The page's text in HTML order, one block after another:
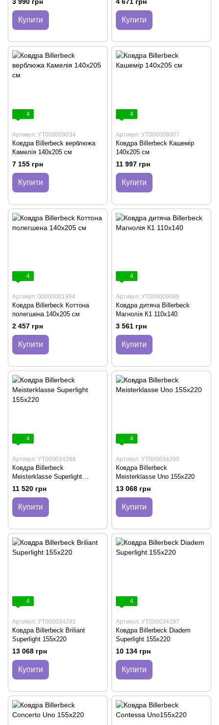
3 990 грн
Купити
4 671 грн
Купити
4
Артикул: УТ000009034
Ковдра Billerbeck верблюжа
Камелія 140х205 см
7 155 грн
Купити
4
Артикул: УТ000009007
Ковдра Billerbeck Кашемір
140х205 см
11 997 грн
Купити
4
Артикул: 00000001994
Ковдра Billerbeck Коттона
полегшена 140х205 см
2 457 грн
Купити
4
Артикул: УТ000009098
Ковдра дитяча Billerbeck
Магнолія К1 110х140
3 561 грн
Купити
4
Артикул: УТ000034288
Ковдра Billerbeck
Meisterklasse Superlight
155х220
11 520 грн
Купити
4
Артикул: УТ000034290
Ковдра Billerbeck
Meisterklasse Uno 155х220
13 068 грн
Купити
4
Артикул: УТ000034292
Ковдра Billerbeck Briliant
Superlight 155х220
13 068 грн
Купити
4
Артикул: УТ000034297
Ковдра Billerbeck Diadem
Superlight 155х220
10 134 грн
Купити